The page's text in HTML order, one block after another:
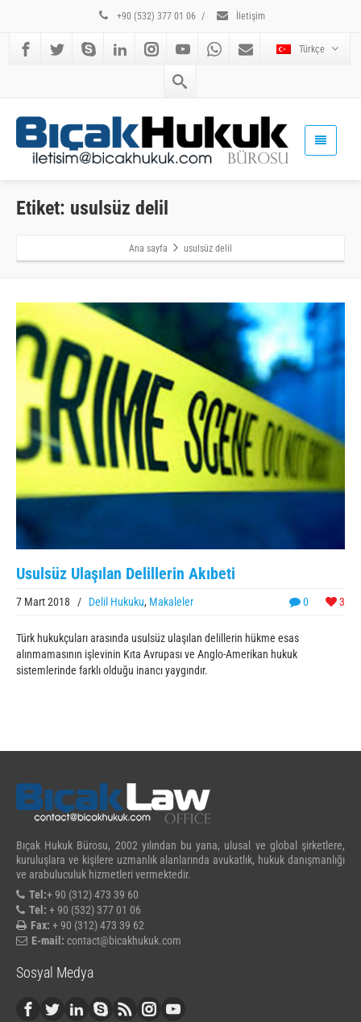
+90 (532) 377 01 06 / İletişim
Türkçe
Etiket: usulsüz delil
Ana sayfa usulsüz delil
Usulsüz Ulaşılan Delillerin Akıbeti
0 3
7 Mart 2018 / Delil Hukuku, Makaleler
Türk hukukçuları arasında usulsüz ulaşılan delillerin hükme esas
alınmamasının işlevinin Kıta Avrupası ve Anglo-Amerikan hukuk
sistemlerinde farklı olduğu inancı yaygındır.
Bıçak Hukuk Bürosu, 2002 yılından bu yana, ulusal ve global şirketlere,
kuruluşlara ve kişilere uzmanlık alanlarında avukatlık, hukuk danışmanlığı
ve arabuluculuk hizmetleri vermektedir.
Tel:+ 90 (312) 473 39 60
Tel: + 90 (532) 377 01 06
Fax: + 90 (312) 473 39 62
E-mail: contact@bicakhukuk.com
Sosyal Medya